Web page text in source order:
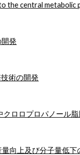
the central metabolic
発
術の開発
ロロプロパノール
向上及び分子量低下